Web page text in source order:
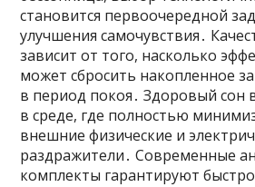
становится первоочередной
улучшения самочувствия․
зависит от того, насколько
может сбросить накопленное
в период покоя․ Здоровый сон
в среде, где полностью
внешние физические и
раздражители․ Современные
комплекты гарантируют